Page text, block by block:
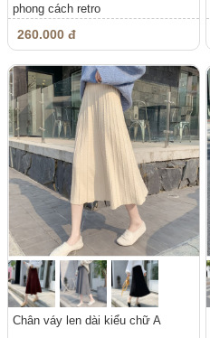
phong cách retro
260.000 đ
Chân váy len dài kiểu chữ A